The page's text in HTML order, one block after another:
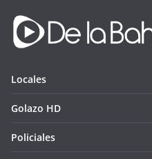
Locales
Golazo HD
Policiales